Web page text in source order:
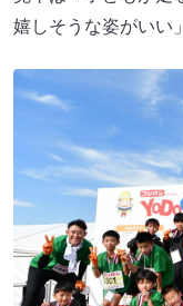
嬉しそうな姿がいい